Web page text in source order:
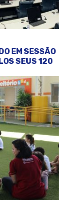
EM SESSÃO
SEUS 120